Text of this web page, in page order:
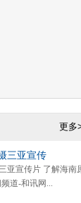
更多
三亚宣传
亚宣传片 了解海南
道-和讯网...